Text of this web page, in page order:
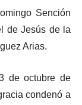
Sención
de Jesús de la
Arias.
de octubre de
condenó a